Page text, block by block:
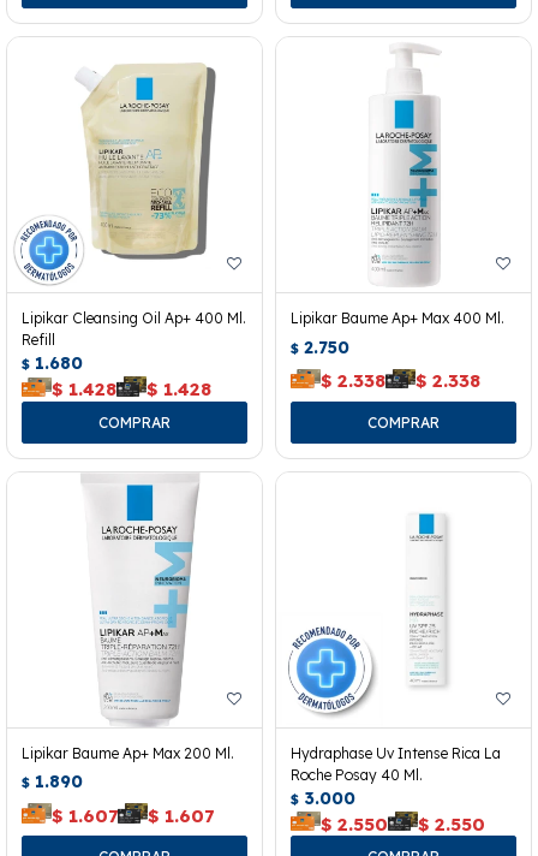
Lipikar Cleansing Oil Ap+ 400 Ml.
Refill
$ 1.680
$ 1.428 $ 1.428
Lipikar Baume Ap+ Max 400 Ml.
$ 2.750
$ 2.338 $ 2.338
Lipikar Baume Ap+ Max 200 Ml.
$ 1.890
$ 1.607 $ 1.607
Hydraphase Uv Intense Rica La
Roche Posay 40 Ml.
$ 3.000
$ 2.550 $ 2.550